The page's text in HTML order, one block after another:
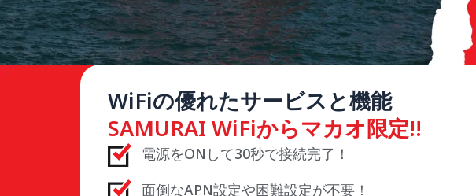
WiFiの優れたサービスと機能
SAMURAI WiFiからマカオ限定!!
電源をONして30秒で接続完了！
面倒なAPN設定や困難設定が不要！